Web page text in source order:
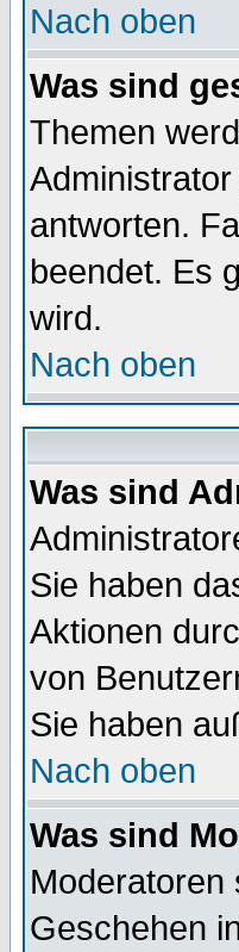
Nach oben
Was sind
Themen
antworten.
beendet. Es
wird.
Nach oben
Was sind
Sie haben
Aktionen
von
Sie haben
Nach oben
Was sind
Moderatoren
Geschehen